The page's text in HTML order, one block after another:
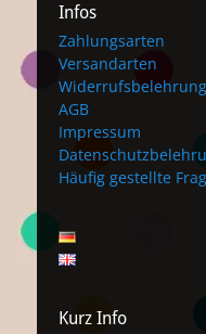
Infos
Zahlungsarten
Versandarten
Widerrufsbelehrung
AGB
Impressum
Häufig gestellte
Kurz Info